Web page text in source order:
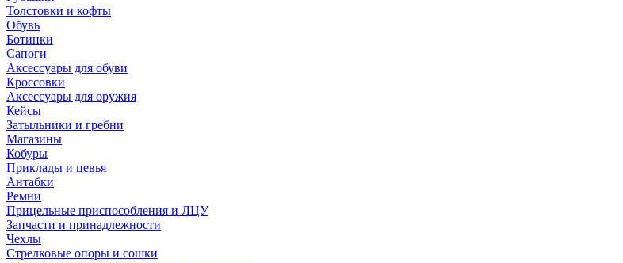
Толстовки и кофты
Обувь
Ботинки
Сапоги
Аксессуары для обуви
Кроссовки
Аксессуары для оружия
Кейсы
Затыльники и гребни
Магазины
Кобуры
Приклады и цевья
Антабки
Ремни
Прицельные приспособления и ЛЦУ
Запчасти и принадлежности
Чехлы
Стрелковые опоры и сошки